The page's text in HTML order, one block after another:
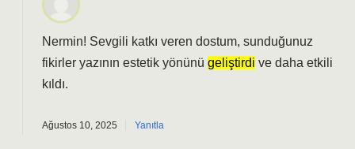
Nermin! Sevgili katkı veren dostum, sunduğunuz
fikirler yazının estetik yönünü geliştirdi ve daha etkili
kıldı.
Ağustos 10, 2025 Yanıtla